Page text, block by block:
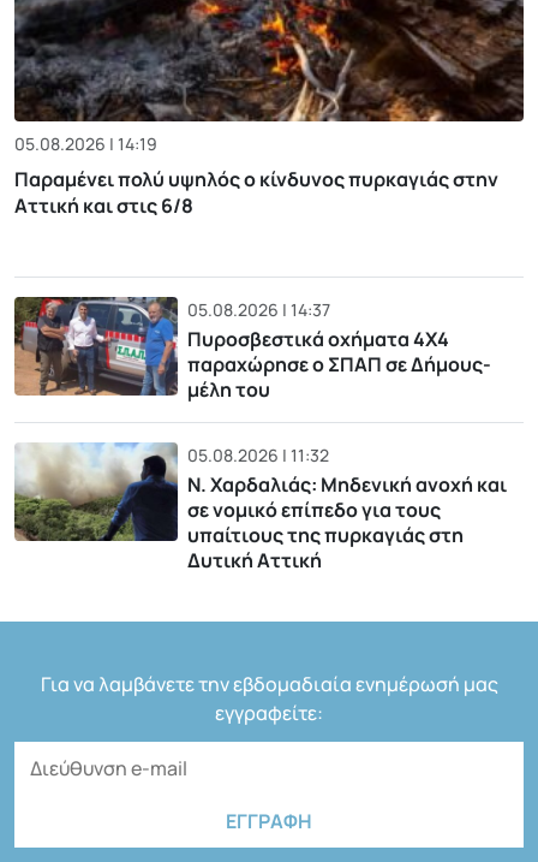
05.08.2026 | 14:19
Παραμένει πολύ υψηλός ο κίνδυνος πυρκαγιάς στην
Αττική και στις 6/8
05.08.2026 | 14:37
Πυροσβεστικά οχήματα 4Χ4
παραχώρησε ο ΣΠΑΠ σε Δήμους-
μέλη του
05.08.2026 | 11:32
Ν. Χαρδαλιάς: Μηδενική ανοχή και
σε νομικό επίπεδο για τους
υπαίτιους της πυρκαγιάς στη
Δυτική Αττική
Για να λαμβάνετε την εβδομαδιαία ενημέρωσή μας
εγγραφείτε: